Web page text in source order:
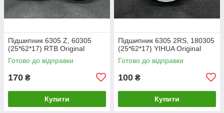
Підшипник 6305 Z, 60305
(25*62*17) RTB Original
Готово до відправки
170 ₴
Купити
Підшипник 6305 2RS, 180305
(25*62*17) YIHUA Original
Готово до відправки
100 ₴
Купити